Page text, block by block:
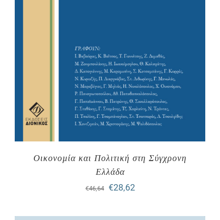
Οικονοµία και Πολιτική στη Σύγχρονη
Ελλάδα
€46,64
Original
€28,62Η